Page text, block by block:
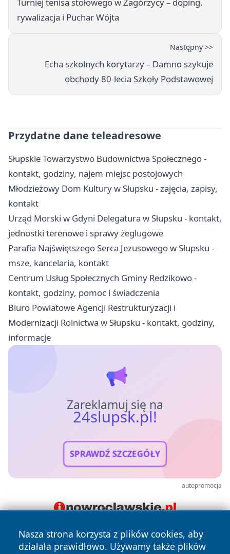
Turniej tenisa stołowego w Zagórzycy – doping,
rywalizacja i Puchar Wójta
Następny >>
Echa szkolnych korytarzy – Damno szykuje
obchody 80-lecia Szkoły Podstawowej
Przydatne dane teleadresowe
Słupskie Towarzystwo Budownictwa Społecznego -
kontakt, godziny, najem miejsc postojowych
Młodzieżowy Dom Kultury w Słupsku - zajęcia, zapisy,
kontakt
Urząd Morski w Gdyni Delegatura w Słupsku - kontakt,
jednostki terenowe i sprawy żeglugowe
Parafia Najświętszego Serca Jezusowego w Słupsku -
msze, kancelaria, kontakt
Centrum Usług Społecznych Gminy Redzikowo -
kontakt, godziny, pomoc i świadczenia
Biuro Powiatowe Agencji Restrukturyzacji i
Modernizacji Rolnictwa w Słupsku - kontakt, godziny,
informacje
Zareklamuj się na
24slupsk.pl!
SPRAWDŹ SZCZEGÓŁY
autopromocja
Nasza strona korzysta z plików cookies, aby
działała prawidłowo. Używamy także plików